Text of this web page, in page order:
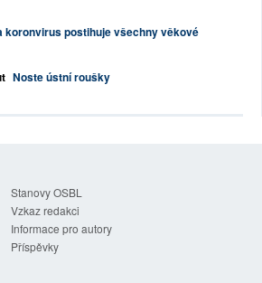
koronvirus postihuje všechny věkové
Noste ústní roušky
Stanovy OSBL
Vzkaz redakci
Informace pro autory
Příspěvky